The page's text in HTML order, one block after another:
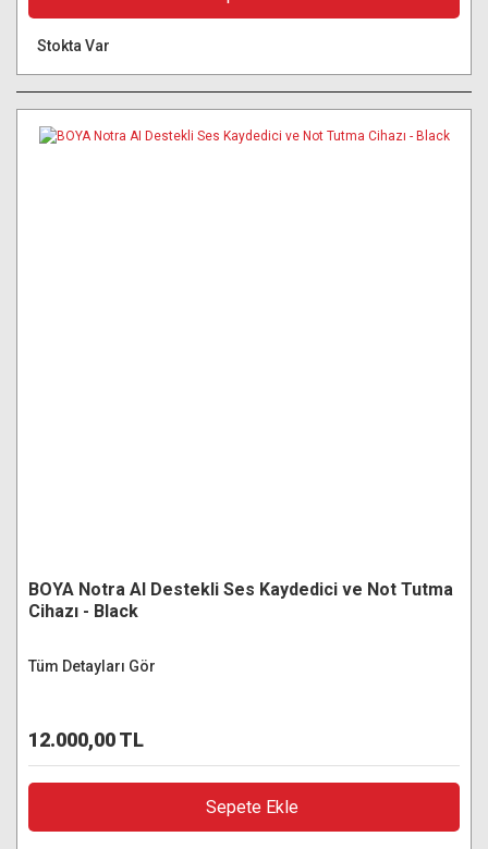
Stokta Var
BOYA Notra AI Destekli Ses Kaydedici ve Not Tutma
Cihazı - Black
Tüm Detayları Gör
12.000,00 TL
Sepete Ekle